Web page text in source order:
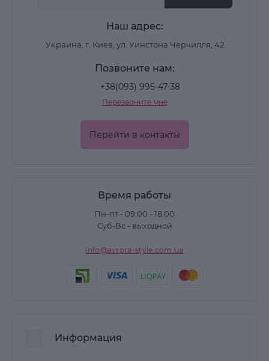
Наш адрес:
Украина, г. Киев, ул. Уинстона Черчилля, 42
Позвоните нам:
+38(093) 995-47-38
Перезвоните мне
Перейти в контакты
Время работы
Пн-пт - 09:00 - 18:00
Суб-Вс - выходной
info@avrora-style.com.ua
Информация